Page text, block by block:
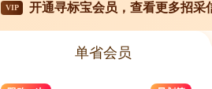
VIP 开通寻标宝会员，查看更多招采
单省会员